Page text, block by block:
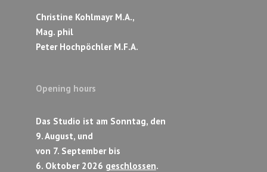
Christine Kohlmayr M.A.,
Mag. phil
Peter Hochpöchler M.F.A.
Opening hours
Das Studio ist am Sonntag, den
9. August, und
von 7. September bis
6. Oktober 2026 geschlossen.